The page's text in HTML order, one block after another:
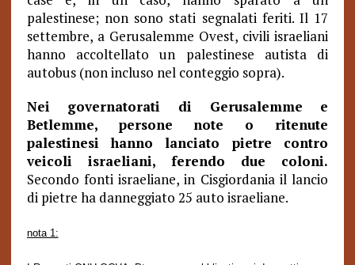
palestinese; non sono stati segnalati feriti. Il 17
settembre, a Gerusalemme Ovest, civili israeliani
hanno accoltellato un palestinese autista di
autobus (non incluso nel conteggio sopra).
Nei governatorati di Gerusalemme e
Betlemme, persone note o ritenute
palestinesi hanno lanciato pietre contro
veicoli israeliani, ferendo due coloni.
Secondo fonti israeliane, in Cisgiordania il lancio
di pietre ha danneggiato 25 auto israeliane.
nota 1: